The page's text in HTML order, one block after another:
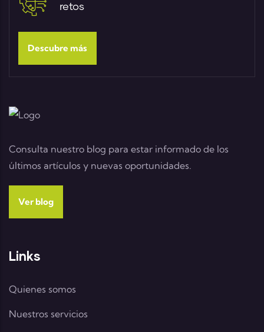
retos
Descubre más
Consulta nuestro blog para estar informado de los
últimos artículos y nuevas oportunidades.
Ver blog
Links
Quienes somos
Nuestros servicios